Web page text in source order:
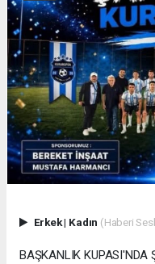
Erkek| Kadın (Haberi
BAŞKANLIK KUPASI'NDA